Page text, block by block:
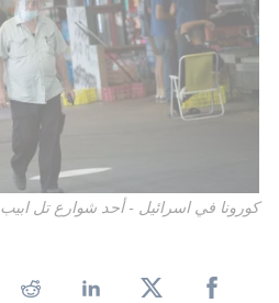
كورونا في اسرائيل - أحد شوارع تل ابيب